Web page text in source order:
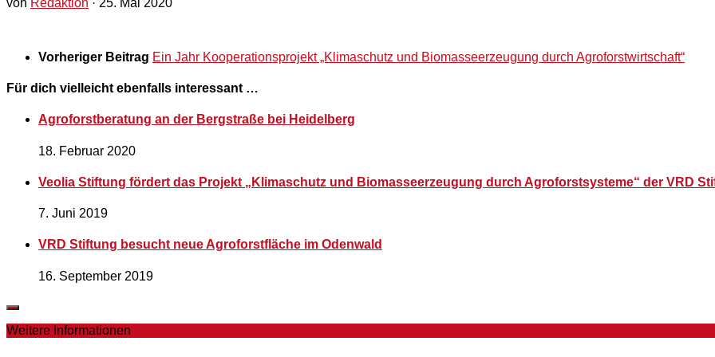
Vorheriger Beitrag Ein Jahr Kooperationsprojekt „Klimaschutz und Biomasseerzeugung durch Agroforstwirtschaft“
Für dich vielleicht ebenfalls interessant …
Agroforstberatung an der Bergstraße bei Heidelberg
18. Februar 2020
Veolia Stiftung fördert das Projekt „Klimaschutz und Biomasseerzeugung durch Agroforstsysteme“ der VRD
7. Juni 2019
VRD Stiftung besucht neue Agroforstfläche im Odenwald
16. September 2019
Weitere Informationen